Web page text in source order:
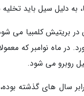
به دلیل سیل باید
در ماه نوامبر که
روبرو می شود.
سال های گذشته